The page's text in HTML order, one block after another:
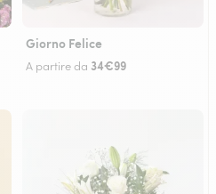
Giorno Felice
A partire da 34€99